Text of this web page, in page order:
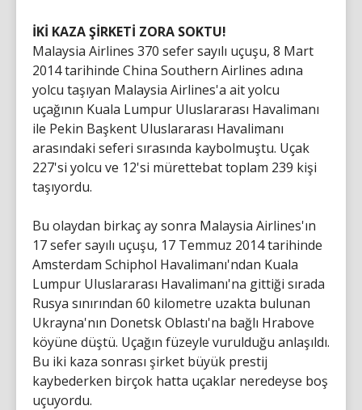
İKİ KAZA ŞİRKETİ ZORA SOKTU!
Malaysia Airlines 370 sefer sayılı uçuşu, 8 Mart
2014 tarihinde China Southern Airlines adına
yolcu taşıyan Malaysia Airlines'a ait yolcu
uçağının Kuala Lumpur Uluslararası Havalimanı
ile Pekin Başkent Uluslararası Havalimanı
arasındaki seferi sırasında kaybolmuştu. Uçak
227'si yolcu ve 12'si mürettebat toplam 239 kişi
taşıyordu.
Bu olaydan birkaç ay sonra Malaysia Airlines'ın
17 sefer sayılı uçuşu, 17 Temmuz 2014 tarihinde
Amsterdam Schiphol Havalimanı'ndan Kuala
Lumpur Uluslararası Havalimanı'na gittiği sırada
Rusya sınırından 60 kilometre uzakta bulunan
Ukrayna'nın Donetsk Oblastı'na bağlı Hrabove
köyüne düştü. Uçağın füzeyle vurulduğu anlaşıldı.
Bu iki kaza sonrası şirket büyük prestij
kaybederken birçok hatta uçaklar neredeyse boş
uçuyordu.